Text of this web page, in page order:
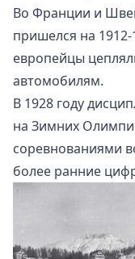
Во Франции и
пришелся на 1912-
европейцы
автомобилям.
В 1928 году
на Зимних
соревнованиями
более ранние